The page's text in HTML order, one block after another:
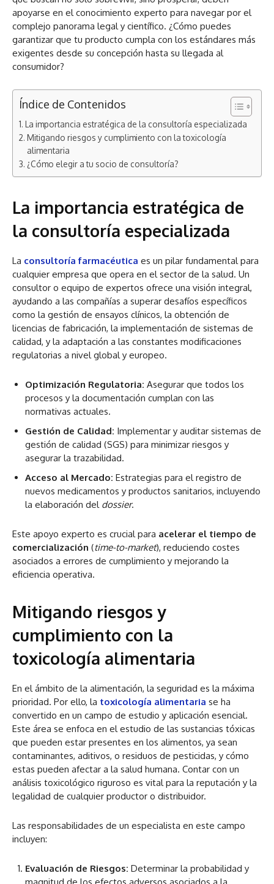
apoyarse en el conocimiento experto para navegar por el
complejo panorama legal y científico. ¿Cómo puedes
garantizar que tu producto cumpla con los estándares más
exigentes desde su concepción hasta su llegada al
consumidor?
Índice de Contenidos
La importancia estratégica de la consultoría especializada
Mitigando riesgos y cumplimiento con la toxicología
alimentaria
¿Cómo elegir a tu socio de consultoría?
La importancia estratégica de
la consultoría especializada
La consultoría farmacéutica es un pilar fundamental para
cualquier empresa que opera en el sector de la salud. Un
consultor o equipo de expertos ofrece una visión integral,
ayudando a las compañías a superar desafíos específicos
como la gestión de ensayos clínicos, la obtención de
licencias de fabricación, la implementación de sistemas de
calidad, y la adaptación a las constantes modificaciones
regulatorias a nivel global y europeo.
Optimización Regulatoria: Asegurar que todos los
procesos y la documentación cumplan con las
normativas actuales.
Gestión de Calidad: Implementar y auditar sistemas de
gestión de calidad (SGS) para minimizar riesgos y
asegurar la trazabilidad.
Acceso al Mercado: Estrategias para el registro de
nuevos medicamentos y productos sanitarios, incluyendo
la elaboración del dossier.
Este apoyo experto es crucial para acelerar el tiempo de
comercialización (time-to-market), reduciendo costes
asociados a errores de cumplimiento y mejorando la
eficiencia operativa.
Mitigando riesgos y
cumplimiento con la
toxicología alimentaria
En el ámbito de la alimentación, la seguridad es la máxima
prioridad. Por ello, la toxicología alimentaria se ha
convertido en un campo de estudio y aplicación esencial.
Este área se enfoca en el estudio de las sustancias tóxicas
que pueden estar presentes en los alimentos, ya sean
contaminantes, aditivos, o residuos de pesticidas, y cómo
estas pueden afectar a la salud humana. Contar con un
análisis toxicológico riguroso es vital para la reputación y la
legalidad de cualquier productor o distribuidor.
Las responsabilidades de un especialista en este campo
incluyen:
Evaluación de Riesgos: Determinar la probabilidad y